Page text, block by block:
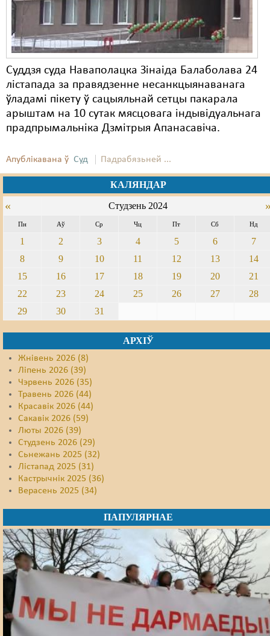
Суддзя суда Наваполацка Зінаіда Балаболава 24
лістапада за правядзенне несанкцыянаванага
ўладамі пікету ў сацыяльнай сетцы пакарала
арыштам на 10 сутак мясцовага індывідуальнага
прадпрымальніка Дзмітрыя Апанасавіча.
Апублікавана ў Суд Падрабязьней ...
КАЛЯНДАР
« Студзень 2024
Пн Аў Ср Чц Пт Сб Нд
1 2 3 4 5 6
7
8
9 10 11 12 13
14
15
16 17 18 19 20
21
22
23 24 25 26 27
28
29
30 31
АРХІЎ
Жнівень 2026 (8)
Ліпень 2026 (39)
Чэрвень 2026 (35)
Травень 2026 (44)
Красавік 2026 (44)
Сакавік 2026 (59)
Люты 2026 (39)
Студзень 2026 (29)
Сьнежань 2025 (32)
Лістапад 2025 (31)
Кастрычнік 2025 (36)
Верасень 2025 (34)
ПАПУЛЯРНАЕ